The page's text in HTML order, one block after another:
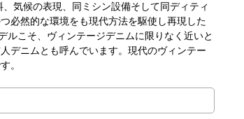
気候の表現、同ミシン設備そして同ディティ
必然的な環境をも現代方法を駆使し再現した
こそ、ヴィンテージデニムに限りなく近いと
デニムとも呼んでいます。現代のヴィンテー
。